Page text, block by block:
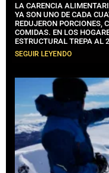
LA CARENCIA
YA SON UNO DE CADA
REDUJERON PORCIONES,
COMIDAS. EN LOS
ESTRUCTURAL TREPA AL
SEGUIR LEYENDO